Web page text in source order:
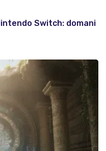
Switch: domani